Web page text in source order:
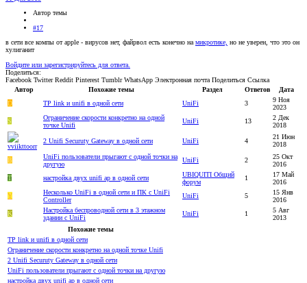
Автор темы
#17
в сети все компы от apple - вирусов нет, файрвол есть конечно на микротике, но не уверен, что это он
хулиганит
Войдите или зарегистрируйтесь для ответа.
Поделиться:
Facebook Twitter Reddit Pinterest Tumblr WhatsApp Электронная почта Поделиться Ссылка
Автор
Похожие темы Раздел Ответов
Дата
D
TP link и unifi в одной сети UniFi 3
9 Ноя
2023
S
Ограничение скорости конкретно на одной
точке Unifi
UniFi 13
2 Дек
2018
2 Unifi Securuty Gateway в одной сети UniFi 4
21 Июн
2018
В
UniFi пользователи прыгают с одной точки на
другую
UniFi 2
25 Окт
2016
T
настройка двух unifi ap в одной сети
UBIQUITI Общий
форум
1
17 Май
2016
Y
Несколько UniFi в одной сети и ПК с UniFi
Controller
UniFi 5
15 Янв
2016
K
Настройка беспроводной сети в 3 этажном
здании с UniFi
UniFi 1
5 Авг
2013
Похожие темы
TP link и unifi в одной сети
Ограничение скорости конкретно на одной точке Unifi
2 Unifi Securuty Gateway в одной сети
UniFi пользователи прыгают с одной точки на другую
настройка двух unifi ap в одной сети